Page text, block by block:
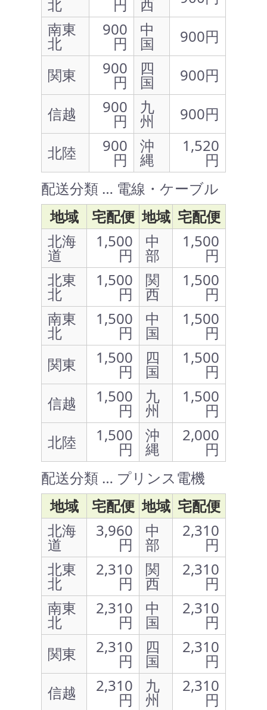
北 円 西
南東
北
900
円
中
国
900円
関東
900
円
四
国
900円
信越
900
円
九
州
900円
北陸
900
円
沖
縄
1,520
円
配送分類 … 電線・ケーブル
地域
宅配便 地域 宅配便
北海
道
1,500
円
中
部
1,500
円
北東
北
1,500
円
関
西
1,500
円
南東
北
1,500
円
中
国
1,500
円
関東
1,500
円
四
国
1,500
円
信越
1,500
円
九
州
1,500
円
北陸
1,500
円
沖
縄
2,000
円
配送分類 … プリンス電機
地域
宅配便 地域 宅配便
北海
道
3,960
円
中
部
2,310
円
北東
北
2,310
円
関
西
2,310
円
南東
北
2,310
円
中
国
2,310
円
関東
2,310
円
四
国
2,310
円
信越
2,310
円
九
州
2,310
円